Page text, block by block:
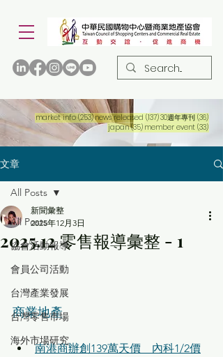
market info (253)253 篇文章
news released (137)137 篇文章
30週年專刊 (36)36 篇
japan (35)35 篇文章
member event (33)33 篇
文章
All Posts
協會活動報導
會員公司活動
台灣產業發展
台灣零售市場
海外市場研究
All Posts
2025.12 零售報導彙整 - 1
新聞彙整
2025年12月3日
商業地產
南港商辦創139萬天價　內科1/2價